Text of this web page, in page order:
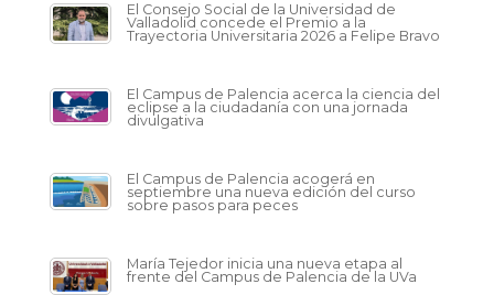
El Consejo Social de la Universidad de
Valladolid concede el Premio a la
Trayectoria Universitaria 2026 a Felipe Bravo
El Campus de Palencia acerca la ciencia del
eclipse a la ciudadanía con una jornada
divulgativa
El Campus de Palencia acogerá en
septiembre una nueva edición del curso
sobre pasos para peces
María Tejedor inicia una nueva etapa al
frente del Campus de Palencia de la UVa